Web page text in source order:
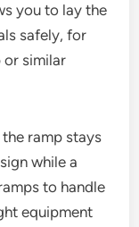
you to lay the
safely, for
or similar
ramp stays
while a
to handle
equipment